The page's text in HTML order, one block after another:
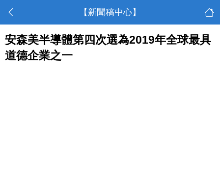
【新聞稿中心】
安森美半導體第四次選為2019年全球最具
道德企業之一